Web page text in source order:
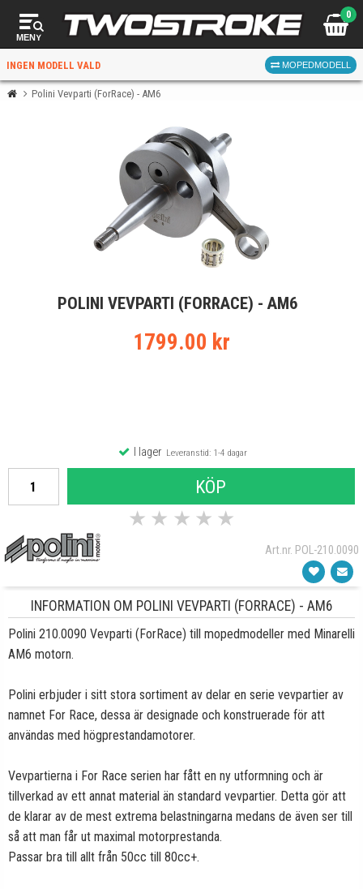
MENY
0
INGEN MODELL VALD MOPEDMODELL
VÄLJ MOPEDFÖR RÄTT DELAR
När du valt kommer butiken visa delar för vald moped
Polini Vevparti (ForRace) - AM6
POLINI VEVPARTI (FORRACE) - AM6
1799.00 kr
I lagerLeveranstid: 1-4 dagar
KÖP
★ ★ ★ ★ ★
Art.nr. POL-210.0090
INFORMATION OM POLINI VEVPARTI (FORRACE) - AM6
Polini 210.0090 Vevparti (ForRace) till mopedmodeller med Minarelli
AM6 motorn.
Polini erbjuder i sitt stora sortiment av delar en serie vevpartier av
namnet For Race, dessa är designade och konstruerade för att
användas med högprestandamotorer.
Vevpartierna i For Race serien har fått en ny utformning och är
tillverkad av ett annat material än standard vevpartier. Detta gör att
de klarar av de mest extrema belastningarna medans de även ser till
så att man får ut maximal motorprestanda.
Passar bra till allt från 50cc till 80cc+.